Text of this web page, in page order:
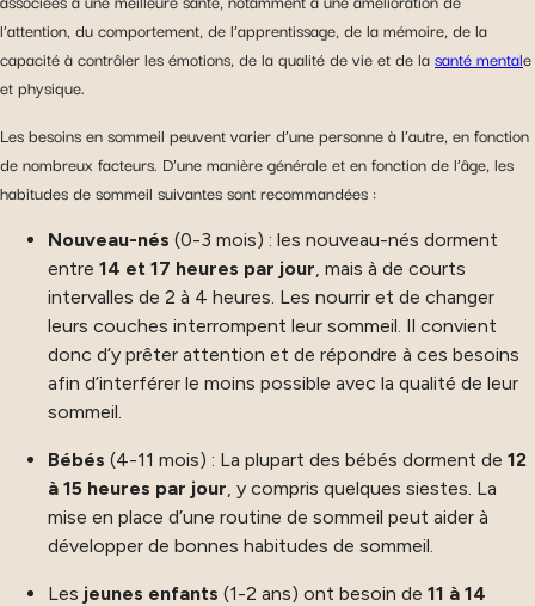
l’attention, du comportement, de l’apprentissage, de la mémoire, de la
capacité à contrôler les émotions, de la qualité de vie et de lasanté mentale
et physique.
Les besoins en sommeil peuvent varier d’une personne à l’autre, en fonction
de nombreux facteurs. D’une manière générale et en fonction de l’âge, les
habitudes de sommeil suivantes sont recommandées :
Nouveau-nés (0-3 mois) : les nouveau-nés dorment
entre 14 et 17 heures par jour, mais à de courts
intervalles de 2 à 4 heures. Les nourrir et de changer
leurs couches interrompent leur sommeil. Il convient
donc d’y prêter attention et de répondre à ces besoins
afin d’interférer le moins possible avec la qualité de leur
sommeil.
Bébés (4-11 mois) : La plupart des bébés dorment de 12
à 15 heures par jour, y compris quelques siestes. La
mise en place d’une routine de sommeil peut aider à
développer de bonnes habitudes de sommeil.
Les jeunes enfants (1-2 ans) ont besoin de 11 à 14